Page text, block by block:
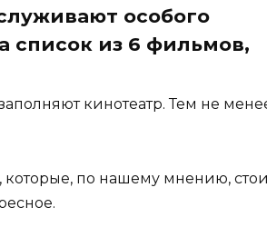
особого
список из 6 фильмов,
кинотеатр. Тем не
по нашему мнению,